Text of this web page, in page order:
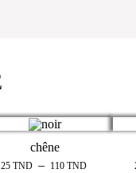
chêne
25 TND – 110 TND